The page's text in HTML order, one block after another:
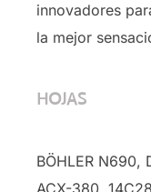
innovadores
la mejor
HOJAS
BÖHLER N690,